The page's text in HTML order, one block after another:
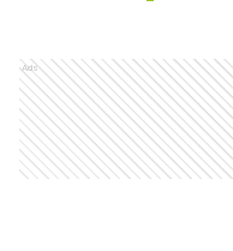
Ads